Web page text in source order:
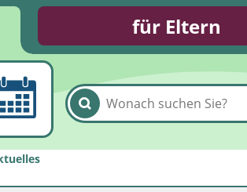
für Eltern